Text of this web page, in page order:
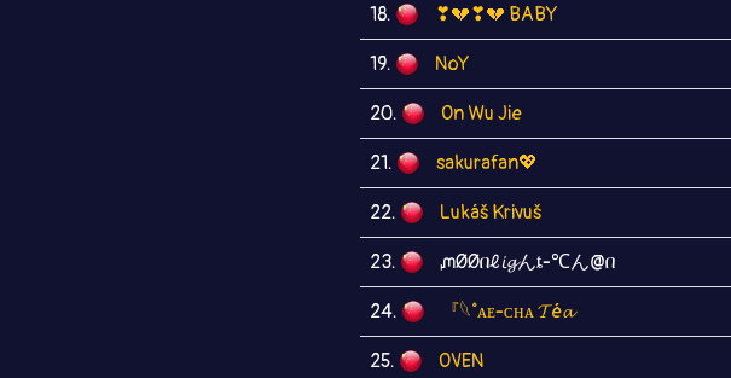
18. ❣💔❣💔 BABY
19. NoY
20. On Wu Jie
21. sakurafan💖
22. Lukáš Krivuš
23. ᘻØØበℓ𝘪𝓰んȶ-℃ん@በ
24. 『𓆩˚ᴀᴇ-ᴄʜᴀ 𝓣é𝓪
25. OVEN